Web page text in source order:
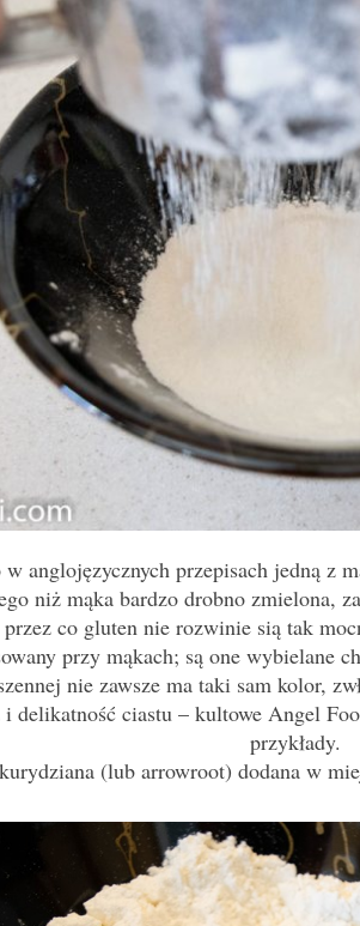
w anglojęzycznych przepisach jedną z
niż mąka bardzo drobno zmielona,
co gluten nie rozwinie sią tak
przy mąkach; są one wybielane
nie zawsze ma taki sam kolor,
delikatność ciastu – kultowe Angel
przykłady.
(lub arrowroot) dodana w